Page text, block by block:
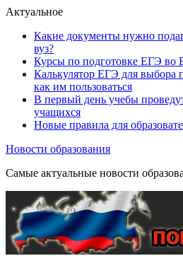
Актуальное
Какие документы нужно
вуз?
Курсы по подготовке ЕГЭ во
Калькулятор ЕГЭ для выбора
как им пользоваться
В первый день учебы
учащихся
Новые правила для
Новости образования
Самые актуальные новости